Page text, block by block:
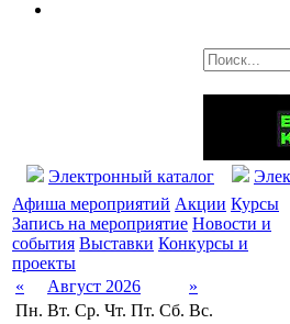
Электронный каталог
Афиша мероприятий Акции Курсы
Запись на мероприятие Новости и
события Выставки Конкурсы и
проекты
«
Август 2026
»
Пн. Вт. Ср. Чт. Пт. Сб. Вс.